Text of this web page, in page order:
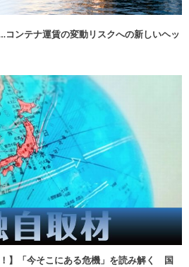
コンテナ運賃の変動リスクへの新しいヘッ
！】「今そこにある危機」を読み解く 国